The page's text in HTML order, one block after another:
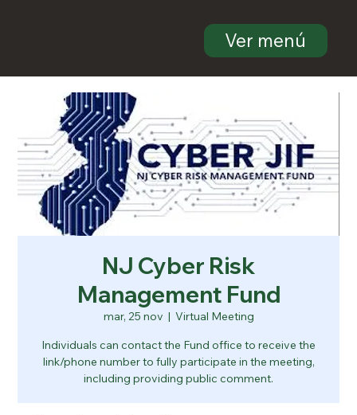
Ver menú
NJ Cyber Risk
Management Fund
mar, 25 nov
  |
Virtual Meeting
Individuals can contact the Fund office to receive the
link/phone number to fully participate in the meeting,
including providing public comment.